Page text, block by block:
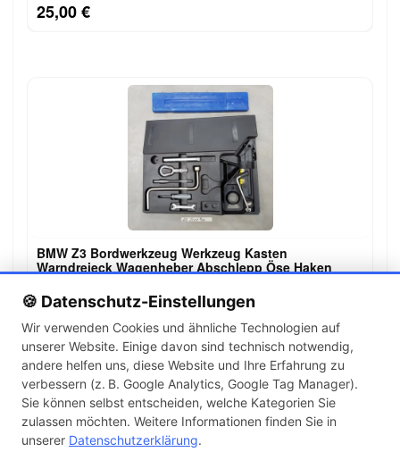
🍪 Datenschutz-Einstellungen
Wir verwenden Cookies und ähnliche Technologien auf
unserer Website. Einige davon sind technisch notwendig,
andere helfen uns, diese Website und Ihre Erfahrung zu
verbessern (z. B. Google Analytics, Google Tag Manager).
Sie können selbst entscheiden, welche Kategorien Sie
zulassen möchten. Weitere Informationen finden Sie in
unserer Datenschutzerklärung.
25,00 €
BMW Z3 Bordwerkzeug Werkzeug Kasten
Warndreieck Wagenheber Abschlepp Öse Haken
89,99 €
← 1 2 3 … 142 →
Artikel pro Seite